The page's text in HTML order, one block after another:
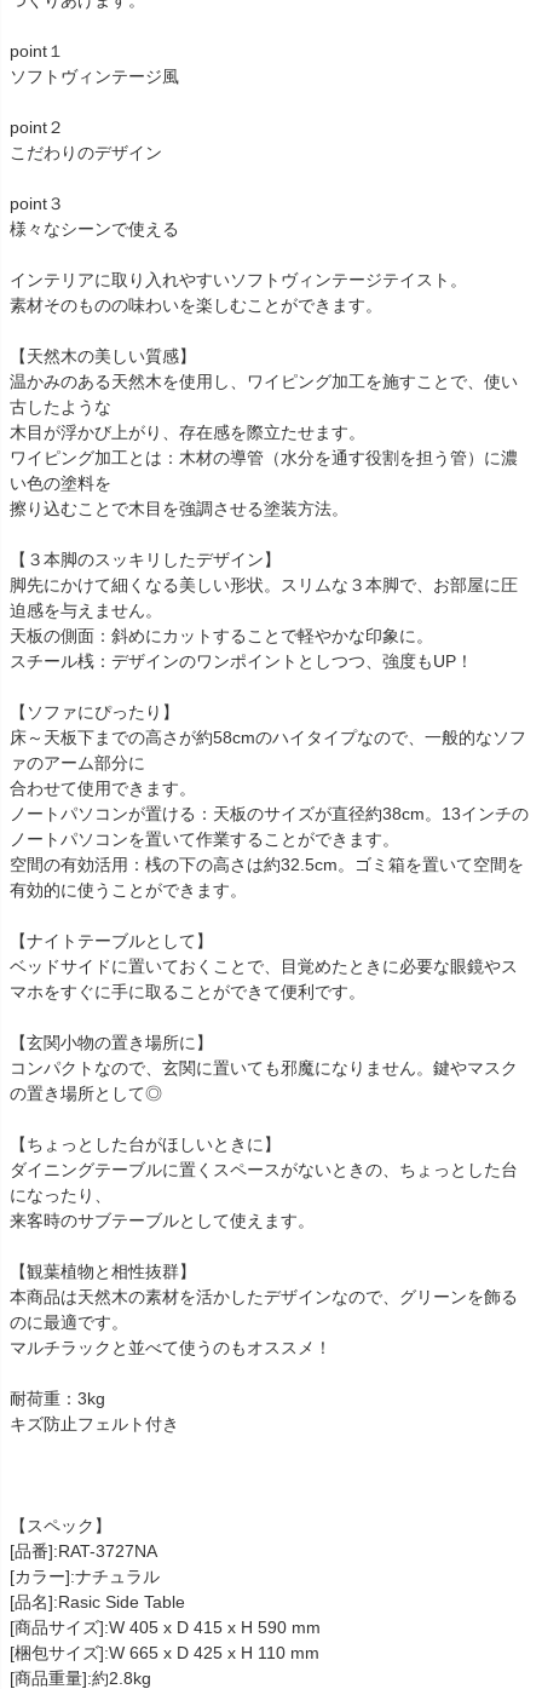
point１
ソフトヴィンテージ風
point２
こだわりのデザイン
point３
様々なシーンで使える
インテリアに取り入れやすいソフトヴィンテージテイスト。
素材そのものの味わいを楽しむことができます。
【天然木の美しい質感】
温かみのある天然木を使用し、ワイピング加工を施すことで、使い
古したような
木目が浮かび上がり、存在感を際立たせます。
ワイピング加工とは：木材の導管（水分を通す役割を担う管）に濃
い色の塗料を
擦り込むことで木目を強調させる塗装方法。
【３本脚のスッキリしたデザイン】
脚先にかけて細くなる美しい形状。スリムな３本脚で、お部屋に圧
迫感を与えません。
天板の側面：斜めにカットすることで軽やかな印象に。
スチール桟：デザインのワンポイントとしつつ、強度もUP！
【ソファにぴったり】
床～天板下までの高さが約58cmのハイタイプなので、一般的なソフ
ァのアーム部分に
合わせて使用できます。
ノートパソコンが置ける：天板のサイズが直径約38cm。13インチの
ノートパソコンを置いて作業することができます。
空間の有効活用：桟の下の高さは約32.5cm。ゴミ箱を置いて空間を
有効的に使うことができます。
【ナイトテーブルとして】
ベッドサイドに置いておくことで、目覚めたときに必要な眼鏡やス
マホをすぐに手に取ることができて便利です。
【玄関小物の置き場所に】
コンパクトなので、玄関に置いても邪魔になりません。鍵やマスク
の置き場所として◎
【ちょっとした台がほしいときに】
ダイニングテーブルに置くスペースがないときの、ちょっとした台
になったり、
来客時のサブテーブルとして使えます。
【観葉植物と相性抜群】
本商品は天然木の素材を活かしたデザインなので、グリーンを飾る
のに最適です。
マルチラックと並べて使うのもオススメ！
耐荷重：3kg
キズ防止フェルト付き
【スペック】
[品番]:RAT-3727NA
[カラー]:ナチュラル
[品名]:Rasic Side Table
[商品サイズ]:W 405 x D 415 x H 590 mm
[梱包サイズ]:W 665 x D 425 x H 110 mm
[商品重量]:約2.8kg